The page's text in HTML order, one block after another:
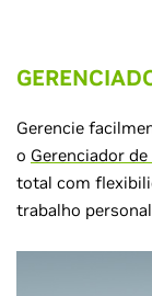
Gerencie
o Gerenciador
total com
trabalho